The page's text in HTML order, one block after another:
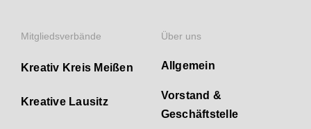
Mitgliedsverbände
Kreativ Kreis Meißen
Kreative Lausitz
Über uns
Allgemein
Vorstand &
Geschäftstelle